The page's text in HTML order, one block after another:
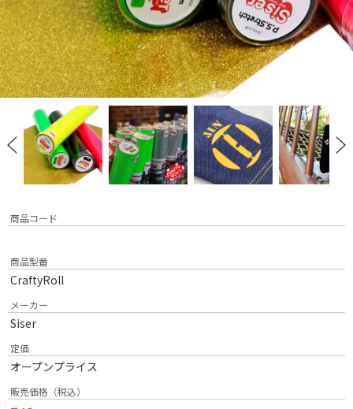
商品コード
商品型番
CraftyRoll
メーカー
Siser
定価
オープンプライス
販売価格（税込）